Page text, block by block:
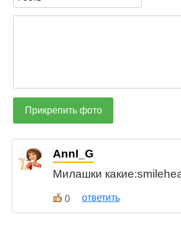
Прикрепить фото
AnnI_G
Милашки
0 ответить